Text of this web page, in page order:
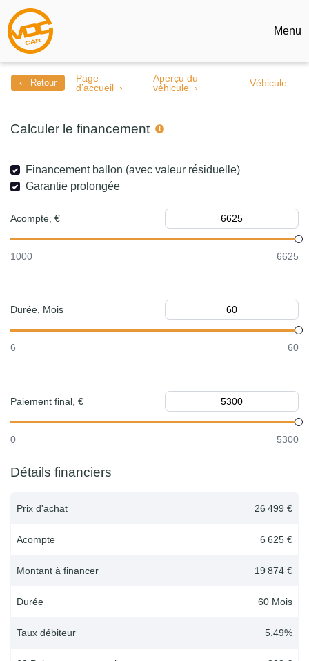
Menu
‹ Retour
Page
d’accueil
Aperçu du
véhicule
Véhicule
Calculer le financement
Financement ballon (avec valeur résiduelle)
Garantie prolongée
Acompte, €
1000 6625
Durée, Mois
6 60
Paiement final, €
0 5300
Détails financiers
Prix d'achat 26 499 €
Acompte 6 625 €
Montant à financer 19 874 €
Durée 60 Mois
Taux débiteur 5.49%